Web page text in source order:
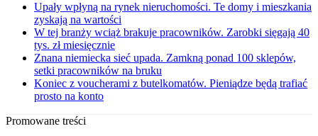
Upały wpłyną na rynek nieruchomości. Te domy i mieszkania
zyskają na wartości
W tej branży wciąż brakuje pracowników. Zarobki sięgają 40
tys. zł miesięcznie
Znana niemiecka sieć upada. Zamkną ponad 100 sklepów,
setki pracowników na bruku
Koniec z voucherami z butelkomatów. Pieniądze będą trafiać
prosto na konto
Promowane treści